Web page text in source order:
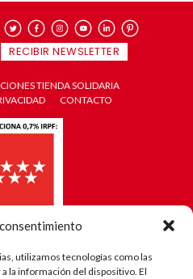
utilizamos tecnologías como las
la información del dispositivo. El
RECIBIR NEWSLETTER
TIENDA SOLIDARIA
CONTACTO